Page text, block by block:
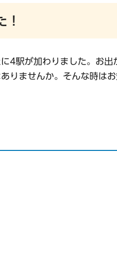
4駅が加わりました。お出
りませんか。そんな時は